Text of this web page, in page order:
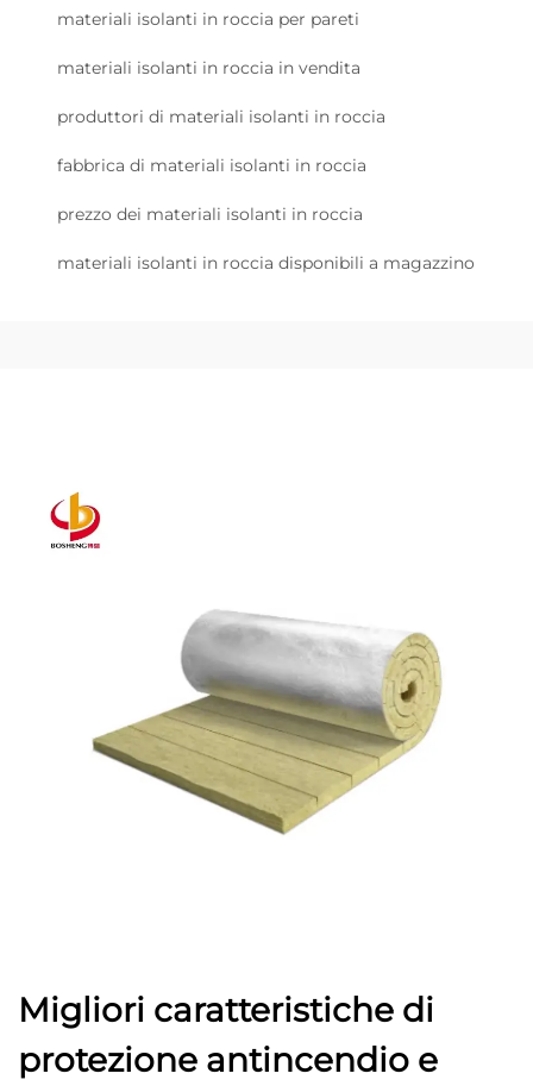
materiali isolanti in roccia per pareti
materiali isolanti in roccia in vendita
produttori di materiali isolanti in roccia
fabbrica di materiali isolanti in roccia
prezzo dei materiali isolanti in roccia
materiali isolanti in roccia disponibili a magazzino
Migliori caratteristiche di
protezione antincendio e